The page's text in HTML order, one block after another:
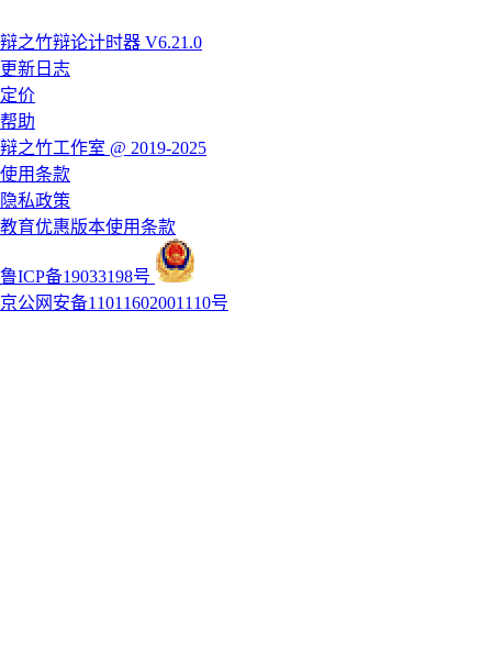
辩之竹辩论计时器 V6.21.0
更新日志
定价
帮助
辩之竹工作室 @ 2019-2025
使用条款
隐私政策
教育优惠版本使用条款
鲁ICP备19033198号
京公网安备11011602001110号